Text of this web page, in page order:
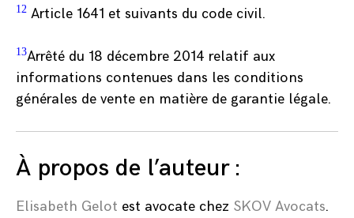
12 Article 1641 et suivants du code civil.
13Arrêté du 18 décembre 2014 relatif aux
informations contenues dans les conditions
générales de vente en matière de garantie légale.
À propos de l’auteur :
Elisabeth Gelot est avocate chez SKOV Avocats.